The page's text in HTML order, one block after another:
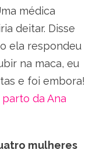
médica
deitar. Disse
ela respondeu
na maca, eu
e foi embora!
da Ana
mulheres